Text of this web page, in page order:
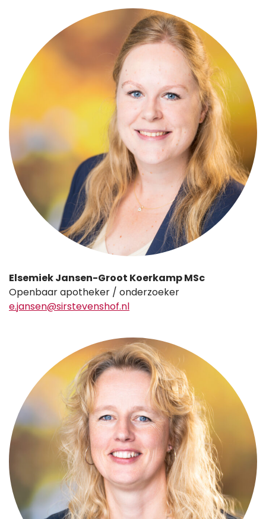
Elsemiek Jansen-Groot Koerkamp MSc
Openbaar apotheker / onderzoeker
e.jansen@sirstevenshof.nl